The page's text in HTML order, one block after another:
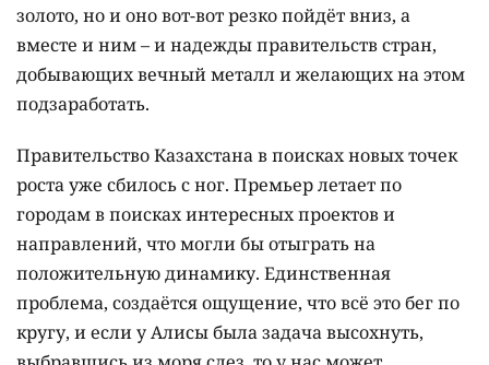
золото, но и оно вот-вот резко пойдёт вниз, а
вместе и ним – и надежды правительств стран,
добывающих вечный металл и желающих на этом
подзаработать.
Правительство Казахстана в поисках новых точек
роста уже сбилось с ног. Премьер летает по
городам в поисках интересных проектов и
направлений, что могли бы отыграть на
положительную динамику. Единственная
проблема, создаётся ощущение, что всё это бег по
кругу, и если у Алисы была задача высохнуть,